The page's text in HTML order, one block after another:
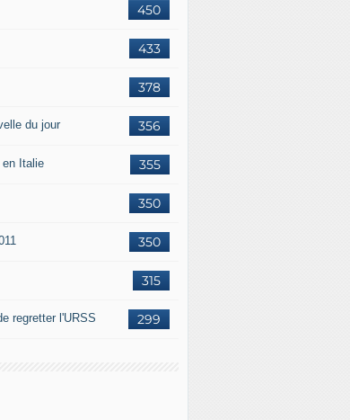
450
433
378
356
du jour
355
Italie
350
350
315
299
regretter l'URSS